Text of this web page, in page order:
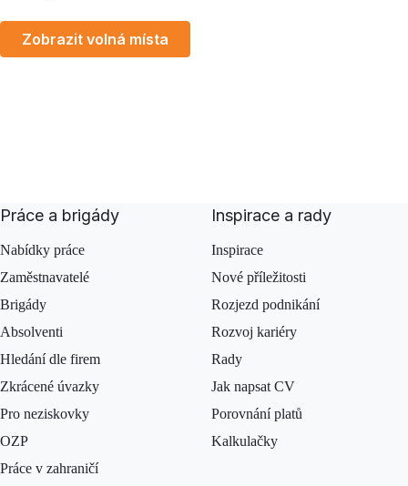
Zobrazit volná místa
Práce a brigády
Nabídky práce
Zaměstnavatelé
Brigády
Absolventi
Hledání dle firem
Zkrácené úvazky
Pro neziskovky
OZP
Práce v zahraničí
Inspirace a rady
Inspirace
Nové příležitosti
Rozjezd podnikání
Rozvoj kariéry
Rady
Jak napsat CV
Porovnání platů
Kalkulačky